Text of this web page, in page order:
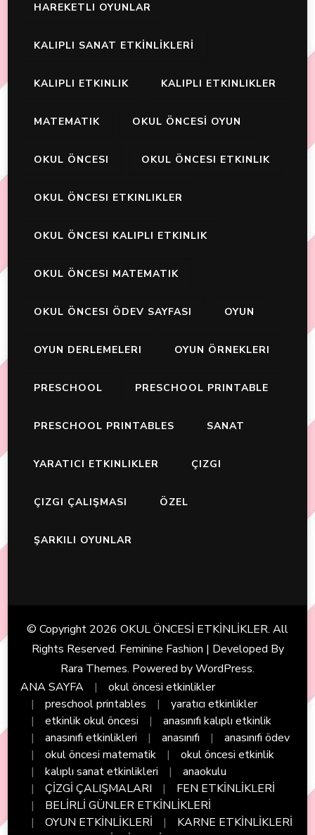
HAREKETLI OYUNLAR
KALIPLI SANAT ETKİNLİKLERİ
KALIPLI ETKINLIK KALIPLI ETKINLIKLER
MATEMATIK OKUL ÖNCESİ OYUN
OKUL ÖNCESI OKUL ÖNCESI ETKINLIK
OKUL ÖNCESI ETKINLIKLER
OKUL ÖNCESI KALIPLI ETKINLIK
OKUL ÖNCESI MATEMATIK
OKUL ÖNCESI ÖDEV SAYFASI OYUN
OYUN DERLEMELERI OYUN ÖRNEKLERI
PRESCHOOL PRESCHOOL PRINTABLE
PRESCHOOL PRINTABLES SANAT
YARATICI ETKINLIKLER ÇIZGI
ÇIZGI ÇALIŞMASI ÖZEL
ŞARKILI OYUNLAR
© Copyright 2026 OKUL ÖNCESİ ETKİNLİKLER. All
Rights Reserved. Feminine Fashion | Developed By
Rara Themes. Powered byWordPress.
ANA SAYFA
okul öncesi etkinlikler
preschool printables
yaratıcı etkinlikler
etkinlik okul öncesi
anasınıfı kalıplı etkinlik
anasınıfı etkinlikleri
anasınıfı
anasınıfı ödev
okul öncesi matematik
okul öncesi etkinlik
kalıplı sanat etkinlikleri
anaokulu
ÇİZGİ ÇALIŞMALARI
FEN ETKİNLİKLERİ
BELİRLİ GÜNLER ETKİNLİKLERİ
OYUN ETKİNLİKLERİ
KARNE ETKİNLİKLERİ